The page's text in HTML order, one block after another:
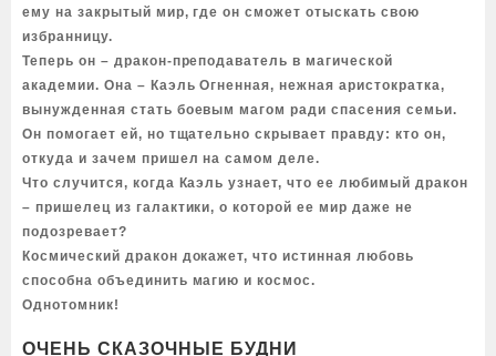
ему на закрытый мир, где он сможет отыскать свою
избранницу.
Теперь он – дракон-преподаватель в магической
академии. Она – Каэль Огненная, нежная аристократка,
вынужденная стать боевым магом ради спасения семьи.
Он помогает ей, но тщательно скрывает правду: кто он,
откуда и зачем пришел на самом деле.
Что случится, когда Каэль узнает, что ее любимый дракон
– пришелец из галактики, о которой ее мир даже не
подозревает?
Космический дракон докажет, что истинная любовь
способна объединить магию и космос.
Однотомник!
ОЧЕНЬ СКАЗОЧНЫЕ БУДНИ